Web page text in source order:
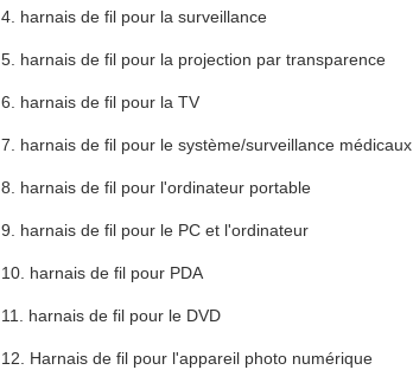
4. harnais de fil pour la surveillance
5. harnais de fil pour la projection par transparence
6. harnais de fil pour la TV
7. harnais de fil pour le système/surveillance médicaux
8. harnais de fil pour l'ordinateur portable
9. harnais de fil pour le PC et l'ordinateur
10. harnais de fil pour PDA
11. harnais de fil pour le DVD
12. Harnais de fil pour l'appareil photo numérique